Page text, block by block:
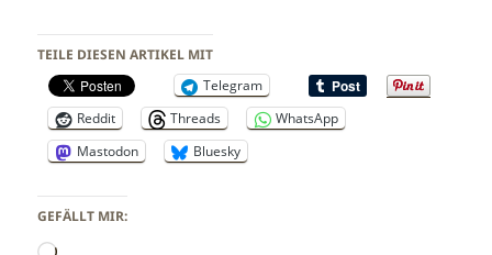
TEILE DIESEN ARTIKEL MIT
Telegram
Reddit
Threads
WhatsApp
Mastodon
Bluesky
GEFÄLLT MIR: